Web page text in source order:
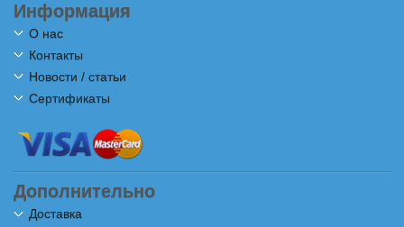
Информация
О нас
Контакты
Новости / статьи
Сертификаты
Дополнительно
Доставка